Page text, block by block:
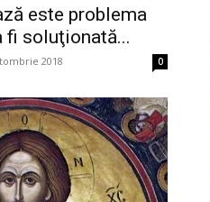
este problema
fi soluţionată...
2018 0